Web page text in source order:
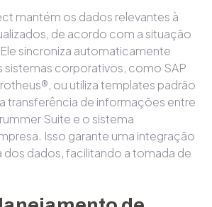
mantém os dados relevantes à
de acordo com a situação
sincroniza automaticamente
sistemas corporativos, como SAP
ou utiliza templates padrão
transferência de informações entre
Suite e o sistema
Isso garante uma integração
dos dados, facilitando a tomada de